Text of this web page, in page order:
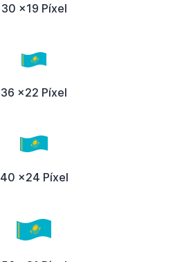
30 x19 Píxel
36 x22 Píxel
40 x24 Píxel